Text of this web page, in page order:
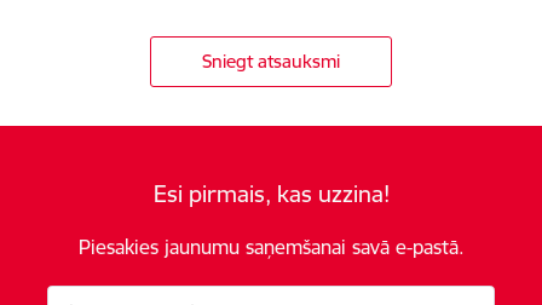
Sniegt atsauksmi
Esi pirmais, kas uzzina!
Piesakies jaunumu saņemšanai savā e-pastā.